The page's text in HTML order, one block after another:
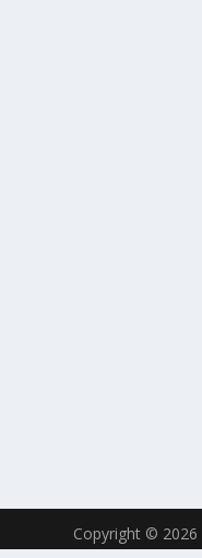
Copyright © 2026